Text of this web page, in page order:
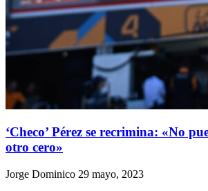
‘Checo’ Pérez se recrimina: «No
otro cero»
Jorge Dominico 29 mayo, 2023